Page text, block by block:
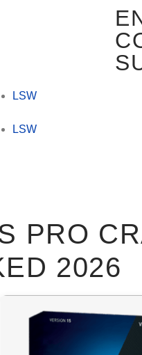
LSW
LSW
PRO
2026